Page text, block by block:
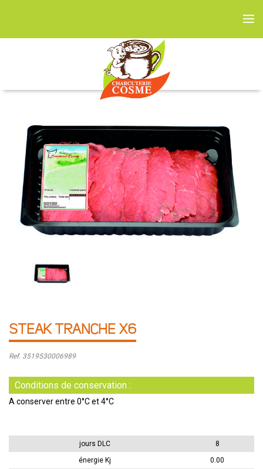
STEAK TRANCHE X6
Ref. 3519530006989
Conditions de conservation :
A conserver entre 0°C et 4°C
jours DLC
8
énergie Kj
0.00